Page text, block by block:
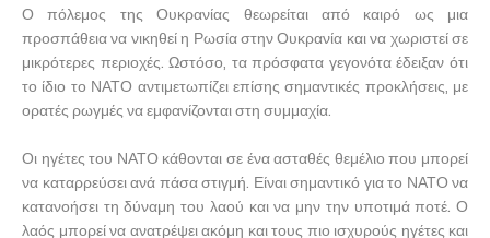
Ο πόλεμος της Ουκρανίας θεωρείται από καιρό ως μια
προσπάθεια να νικηθεί η Ρωσία στην Ουκρανία και να χωριστεί σε
μικρότερες περιοχές. Ωστόσο, τα πρόσφατα γεγονότα έδειξαν ότι
το ίδιο το ΝΑΤΟ αντιμετωπίζει επίσης σημαντικές προκλήσεις, με
ορατές ρωγμές να εμφανίζονται στη συμμαχία.
Οι ηγέτες του ΝΑΤΟ κάθονται σε ένα ασταθές θεμέλιο που μπορεί
να καταρρεύσει ανά πάσα στιγμή. Είναι σημαντικό για το ΝΑΤΟ να
κατανοήσει τη δύναμη του λαού και να μην την υποτιμά ποτέ. Ο
λαός μπορεί να ανατρέψει ακόμη και τους πιο ισχυρούς ηγέτες και